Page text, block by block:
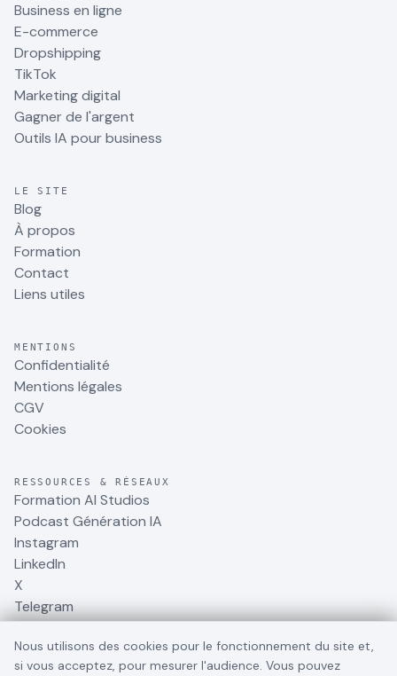
Business en ligne
E-commerce
Dropshipping
TikTok
Marketing digital
Gagner de l'argent
Outils IA pour business
LE SITE
Blog
À propos
Formation
Contact
Liens utiles
MENTIONS
Confidentialité
Mentions légales
CGV
Cookies
RESSOURCES & RÉSEAUX
Formation AI Studios
Podcast Génération IA
Instagram
LinkedIn
X
Telegram
Nous utilisons des cookies pour le fonctionnement du site et,
si vous acceptez, pour mesurer l'audience. Vous pouvez